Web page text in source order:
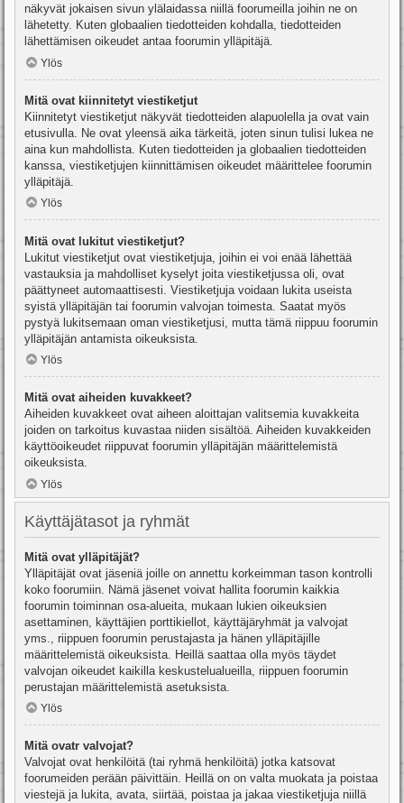
näkyvät jokaisen sivun ylälaidassa niillä foorumeilla joihin ne on
lähetetty. Kuten globaalien tiedotteiden kohdalla, tiedotteiden
lähettämisen oikeudet antaa foorumin ylläpitäjä.
Ylös
Mitä ovat kiinnitetyt viestiketjut
Kiinnitetyt viestiketjut näkyvät tiedotteiden alapuolella ja ovat vain
etusivulla. Ne ovat yleensä aika tärkeitä, joten sinun tulisi lukea ne
aina kun mahdollista. Kuten tiedotteiden ja globaalien tiedotteiden
kanssa, viestiketjujen kiinnittämisen oikeudet määrittelee foorumin
ylläpitäjä.
Ylös
Mitä ovat lukitut viestiketjut?
Lukitut viestiketjut ovat viestiketjuja, joihin ei voi enää lähettää
vastauksia ja mahdolliset kyselyt joita viestiketjussa oli, ovat
päättyneet automaattisesti. Viestiketjuja voidaan lukita useista
syistä ylläpitäjän tai foorumin valvojan toimesta. Saatat myös
pystyä lukitsemaan oman viestiketjusi, mutta tämä riippuu foorumin
ylläpitäjän antamista oikeuksista.
Ylös
Mitä ovat aiheiden kuvakkeet?
Aiheiden kuvakkeet ovat aiheen aloittajan valitsemia kuvakkeita
joiden on tarkoitus kuvastaa niiden sisältöä. Aiheiden kuvakkeiden
käyttöoikeudet riippuvat foorumin ylläpitäjän määrittelemistä
oikeuksista.
Ylös
Käyttäjätasot ja ryhmät
Mitä ovat ylläpitäjät?
Ylläpitäjät ovat jäseniä joille on annettu korkeimman tason kontrolli
koko foorumiin. Nämä jäsenet voivat hallita foorumin kaikkia
foorumin toiminnan osa-alueita, mukaan lukien oikeuksien
asettaminen, käyttäjien porttikiellot, käyttäjäryhmät ja valvojat
yms., riippuen foorumin perustajasta ja hänen ylläpitäjille
määrittelemistä oikeuksista. Heillä saattaa olla myös täydet
valvojan oikeudet kaikilla keskustelualueilla, riippuen foorumin
perustajan määrittelemistä asetuksista.
Ylös
Mitä ovatr valvojat?
Valvojat ovat henkilöitä (tai ryhmä henkilöitä) jotka katsovat
foorumeiden perään päivittäin. Heillä on on valta muokata ja poistaa
viestejä ja lukita, avata, siirtää, poistaa ja jakaa viestiketjuja niillä